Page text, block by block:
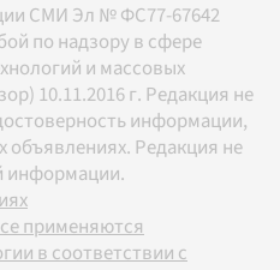
СМИ Эл № ФС77-67642
по надзору в сфере
и массовых
10.11.2016 г. Редакция не
информации,
Редакция не
информации.
применяются
в соответствии с